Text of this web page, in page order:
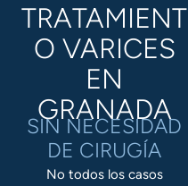
TRATAMIENT
O VARICES
EN
GRANADA
SIN NECESIDAD
DE CIRUGÍA
No todos los casos